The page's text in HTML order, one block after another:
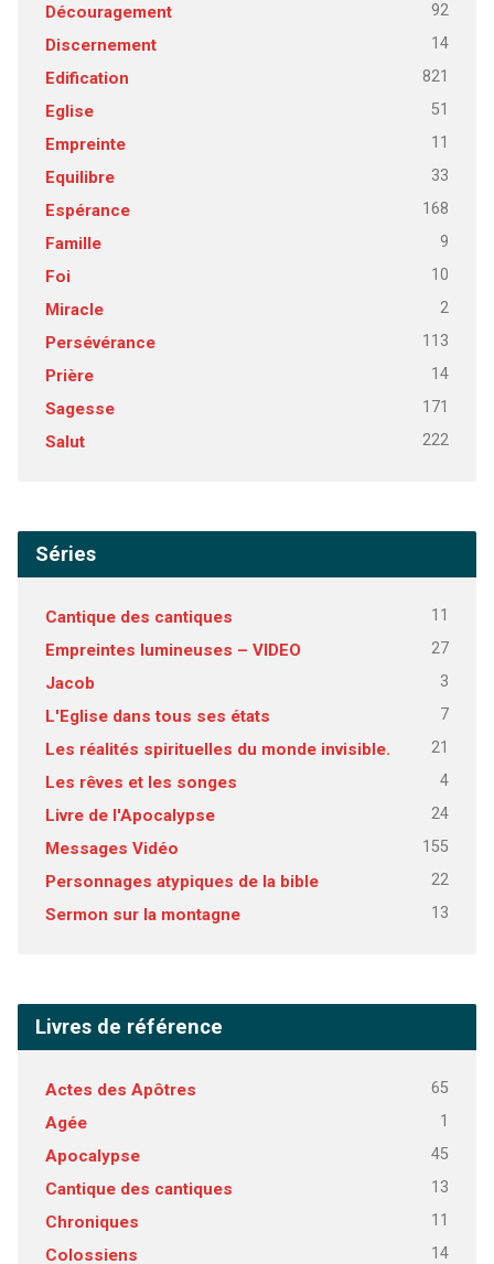
Découragement 92
Discernement 14
Edification 821
Eglise 51
Empreinte 11
Equilibre 33
Espérance 168
Famille 9
Foi 10
Miracle 2
Persévérance 113
Prière 14
Sagesse 171
Salut 222
Séries
Cantique des cantiques 11
Empreintes lumineuses – VIDEO 27
Jacob 3
L'Eglise dans tous ses états 7
Les réalités spirituelles du monde invisible. 21
Les rêves et les songes 4
Livre de l'Apocalypse 24
Messages Vidéo 155
Personnages atypiques de la bible 22
Sermon sur la montagne 13
Livres de référence
Actes des Apôtres 65
Agée 1
Apocalypse 45
Cantique des cantiques 13
Chroniques 11
Colossiens 14